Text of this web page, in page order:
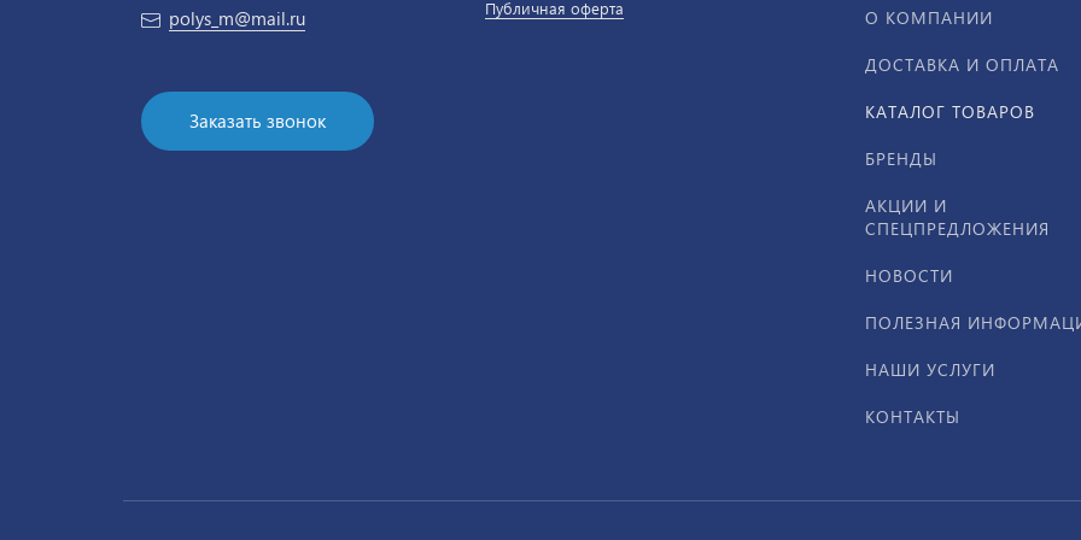
polys_m@mail.ru
Заказать звонок
Публичная оферта О КОМПАНИИ
ДОСТАВКА И ОПЛАТА
КАТАЛОГ ТОВАРОВ
БРЕНДЫ
АКЦИИ И
СПЕЦПРЕДЛОЖЕНИЯ
НОВОСТИ
ПОЛЕЗНАЯ
НАШИ УСЛУГИ
КОНТАКТЫ